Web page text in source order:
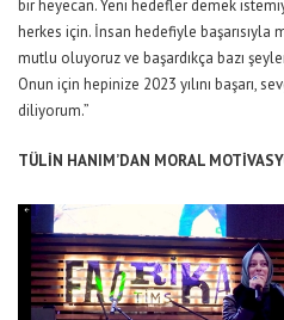
bir heyecan. Yeni hedefler demek
herkes için. İnsan hedefiyle başarısıyla
mutlu oluyoruz ve başardıkça bazı
Onun için hepinize 2023 yılını başarı,
diliyorum.”
TÜLİN HANIM’DAN MORAL